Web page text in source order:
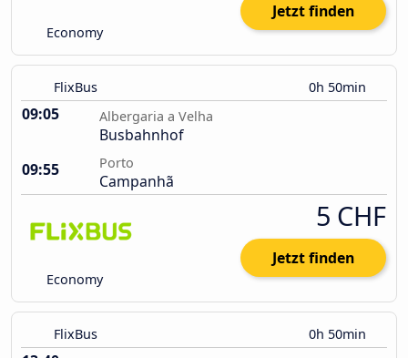
Economy
Jetzt finden
FlixBus 0h 50min
09:05 Albergaria a Velha
Busbahnhof
09:55
Porto
Campanhã
Economy
5 CHF
Jetzt finden
FlixBus 0h 50min